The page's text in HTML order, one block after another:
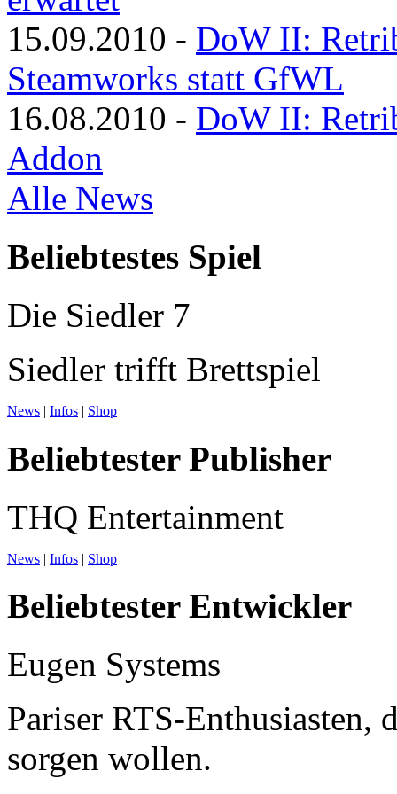
15.09.2010 - DoW II:
Steamworks statt GfWL
16.08.2010 - DoW II:
Addon
Alle News
Beliebtestes Spiel
Die Siedler 7
Siedler trifft Brettspiel
News | Infos | Shop
Beliebtester Publisher
THQ Entertainment
News | Infos | Shop
Beliebtester Entwickler
Eugen Systems
Pariser RTS-
sorgen wollen.